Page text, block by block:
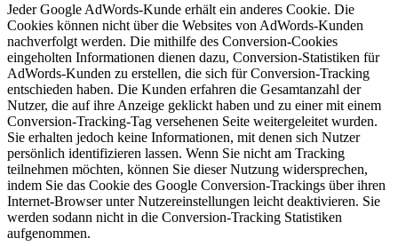
Jeder Google AdWords-Kunde erhält ein anderes Cookie. Die
Cookies können nicht über die Websites von AdWords-Kunden
nachverfolgt werden. Die mithilfe des Conversion-Cookies
eingeholten Informationen dienen dazu, Conversion-Statistiken für
AdWords-Kunden zu erstellen, die sich für Conversion-Tracking
entschieden haben. Die Kunden erfahren die Gesamtanzahl der
Nutzer, die auf ihre Anzeige geklickt haben und zu einer mit einem
Conversion-Tracking-Tag versehenen Seite weitergeleitet wurden.
Sie erhalten jedoch keine Informationen, mit denen sich Nutzer
persönlich identifizieren lassen. Wenn Sie nicht am Tracking
teilnehmen möchten, können Sie dieser Nutzung widersprechen,
indem Sie das Cookie des Google Conversion-Trackings über ihren
Internet-Browser unter Nutzereinstellungen leicht deaktivieren. Sie
werden sodann nicht in die Conversion-Tracking Statistiken
aufgenommen.